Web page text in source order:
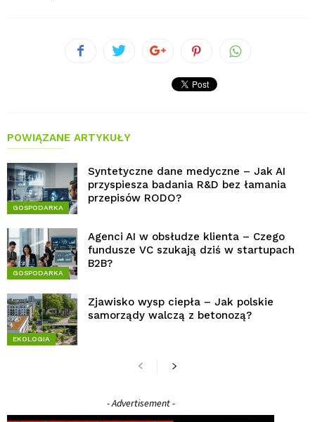
POWIĄZANE ARTYKUŁY
GOSPODARKA
Syntetyczne dane medyczne – Jak AI
przyspiesza badania R&D bez łamania
przepisów RODO?
GOSPODARKA
Agenci AI w obsłudze klienta – Czego
fundusze VC szukają dziś w startupach
B2B?
EKOLOGIA
Zjawisko wysp ciepła – Jak polskie
samorządy walczą z betonozą?
- Advertisement -